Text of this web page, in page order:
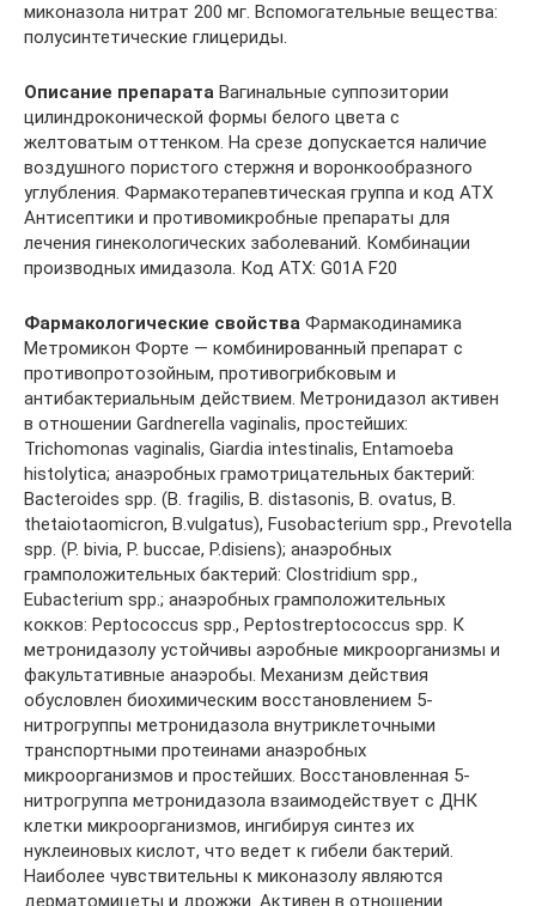
миконазолa нитрат 200 мг. Вспомогательные вещества:
полусинтетические глицериды.
Описание препарата Вагинальные суппозитории
цилиндроконической формы белого цвета с
желтоватым оттенком. На срезе допускается наличие
воздушного пористого стержня и воронкообразного
углубления. Фармакотерапевтическая группа и код АТХ
Антисептики и противомикробные препараты для
лечения гинекологических заболеваний. Комбинации
производных имидазола. Код АТX: G01A F20
Фармакологические свойства Фармакодинамика
Метромикон Форте — комбинированный препарат с
противопротозойным, противогрибковым и
антибактериальным действием. Метронидазол активен
в отношении Gardnerella vaginalis, простейших:
Trichomonas vaginalis, Giardia intestinalis, Entamoeba
histolytica; анаэробных грамотрицательных бактерий:
Bacteroides spp. (B. fragilis, B. distasоnis, B. ovatus, B.
thetaiotaomicron, B.vulgatus), Fusobacterium spp., Prevotella
spp. (P. bivia, P. buccae, P.disiens); анаэробных
грамположительных бактерий: Clostridium spp.,
Eubacterium spp.; анаэробных грамположительных
кокков: Peptococcus spp., Peptostreptococcus spp. К
метронидазолу устойчивы аэробные микроорганизмы и
факультативные анаэробы. Механизм действия
обусловлен биохимическим восстановлением 5-
нитрогруппы метронидазола внутриклеточными
транспортными протеинами анаэробных
микроорганизмов и простейших. Восстановленная 5-
нитрогруппа метронидазола взаимодействует с ДНК
клетки микроорганизмов, ингибируя синтез их
нуклеиновых кислот, что ведет к гибели бактерий.
Наиболее чувствительны к миконазолу являются
дерматомицеты и дрожжи. Активен в отношении